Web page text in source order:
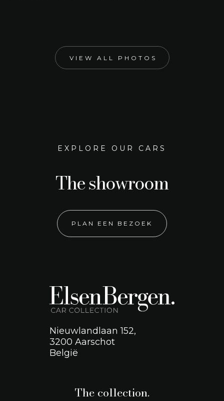
VIEW ALL PHOTOS
EXPLORE OUR CARS
The showroom
PLAN EEN BEZOEK
Nieuwlandlaan 152,
3200 Aarschot
België
The collection.